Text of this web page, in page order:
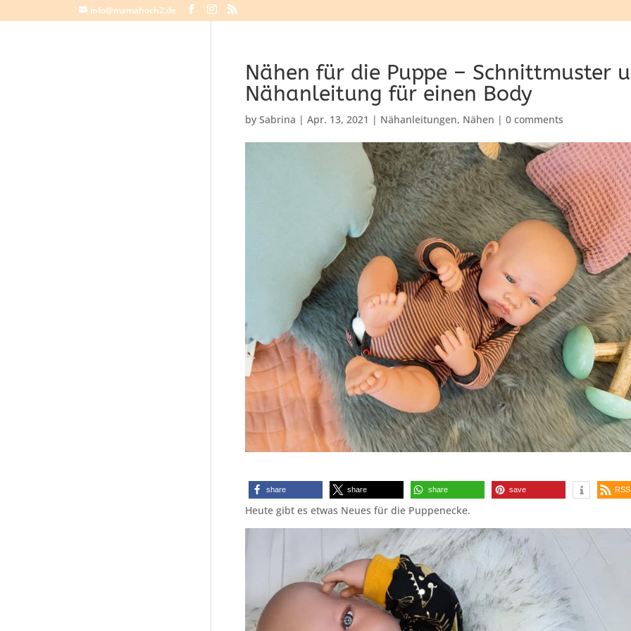
info@mamahoch2.de
Nähen für die Puppe – Schnittmuster
Nähanleitung für einen Body
bySabrina |Apr. 13, 2021 | Nähanleitungen, Nähen |0 comments
share share share save
Heute gibt es etwas Neues für die Puppenecke.